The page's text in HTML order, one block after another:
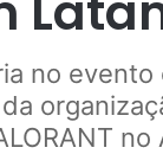
no
no